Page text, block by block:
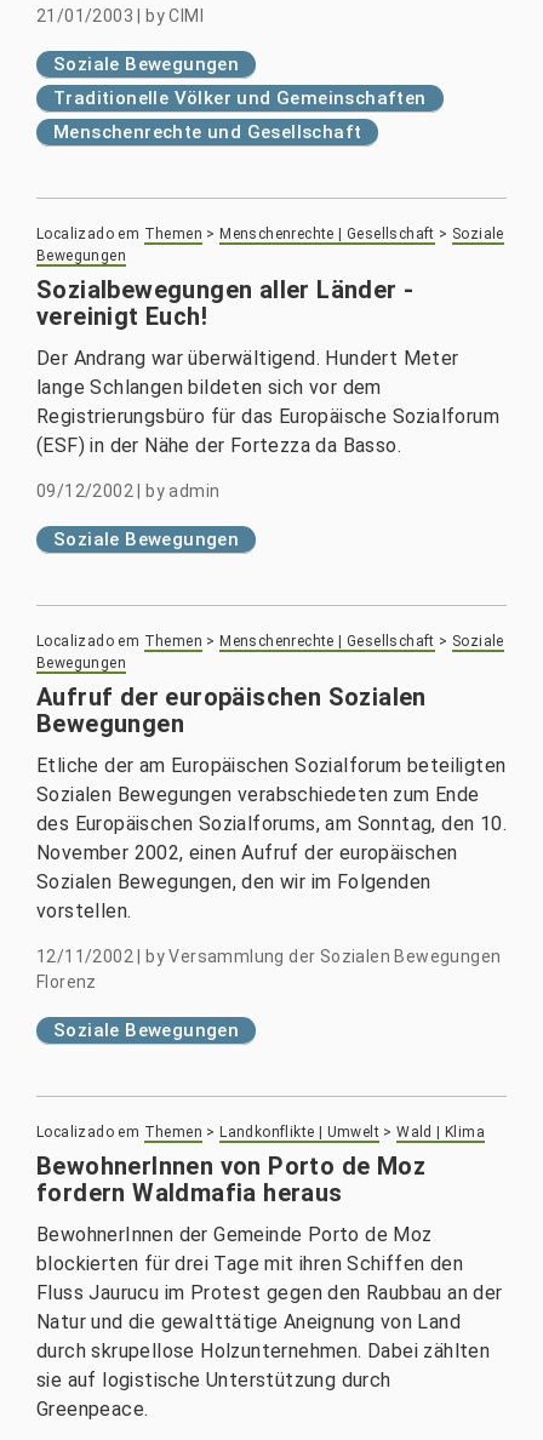
21/01/2003 byCIMI
Soziale Bewegungen
Traditionelle Völker und Gemeinschaften
Menschenrechte und Gesellschaft
Localizado em Themen > Menschenrechte | Gesellschaft > Soziale
Bewegungen
Sozialbewegungen aller Länder -
vereinigt Euch!
Der Andrang war überwältigend. Hundert Meter
lange Schlangen bildeten sich vor dem
Registrierungsbüro für das Europäische Sozialforum
(ESF) in der Nähe der Fortezza da Basso.
09/12/2002 byadmin
Soziale Bewegungen
Localizado em Themen > Menschenrechte | Gesellschaft > Soziale
Bewegungen
Aufruf der europäischen Sozialen
Bewegungen
Etliche der am Europäischen Sozialforum beteiligten
Sozialen Bewegungen verabschiedeten zum Ende
des Europäischen Sozialforums, am Sonntag, den 10.
November 2002, einen Aufruf der europäischen
Sozialen Bewegungen, den wir im Folgenden
vorstellen.
12/11/2002 byVersammlung der Sozialen Bewegungen
Florenz
Soziale Bewegungen
Localizado em Themen > Landkonflikte | Umwelt >Wald | Klima
BewohnerInnen von Porto de Moz
fordern Waldmafia heraus
BewohnerInnen der Gemeinde Porto de Moz
blockierten für drei Tage mit ihren Schiffen den
Fluss Jaurucu im Protest gegen den Raubbau an der
Natur und die gewalttätige Aneignung von Land
durch skrupellose Holzunternehmen. Dabei zählten
sie auf logistische Unterstützung durch
Greenpeace.